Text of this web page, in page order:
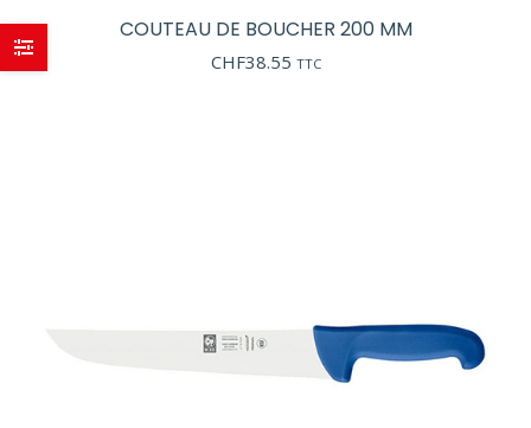
COUTEAU DE BOUCHER 200 MM
CHF38.55 TTC